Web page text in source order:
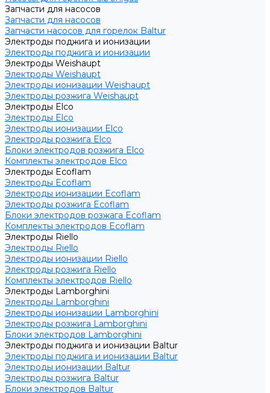
Запчасти для насосов
Запчасти для насосов
Запчасти насосов для горелок Baltur
Электроды поджига и ионизации
Электроды поджига и ионизации
Электроды Weishaupt
Электроды Weishaupt
Электроды ионизации Weishaupt
Электроды розжига Weishaupt
Электроды Elco
Электроды Elco
Электроды ионизации Elco
Электроды розжига Elco
Блоки электродов розжига Elco
Комплекты электродов Elco
Электроды Ecoflam
Электроды Ecoflam
Электроды ионизации Ecoflam
Электроды розжига Ecoflam
Блоки электродов розжага Ecoflam
Комплекты электродов Ecoflam
Электроды Riello
Электроды Riello
Электроды ионизации Riello
Электроды розжига Riello
Комплекты электродов Riello
Электроды Lamborghini
Электроды Lamborghini
Электроды ионизации Lamborghini
Электроды розжига Lamborghini
Блоки электродов Lamborghini
Электроды поджига и ионизации Baltur
Электроды поджига и ионизации Baltur
Электроды ионизации Baltur
Электроды розжига Baltur
Блоки электродов Baltur